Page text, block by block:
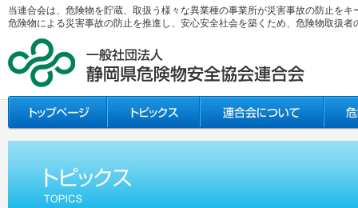
当連合会は、危険物を貯蔵、取扱う様々な異業種の事業所が災害事故の防止を
危険物による災害事故の防止を推進し、安心安全社会を築くため、危険物取扱